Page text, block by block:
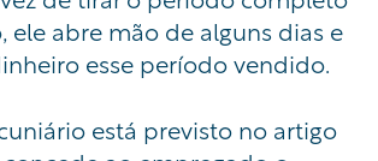
ele abre mão de alguns dias e
esse período vendido.
está previsto no artigo